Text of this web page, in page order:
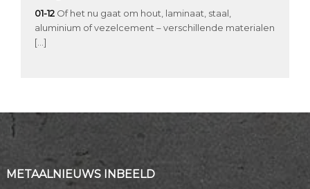
01-12 Of het nu gaat om hout, laminaat, staal,
aluminium of vezelcement – verschillende materialen
[…]
METAALNIEUWS INBEELD